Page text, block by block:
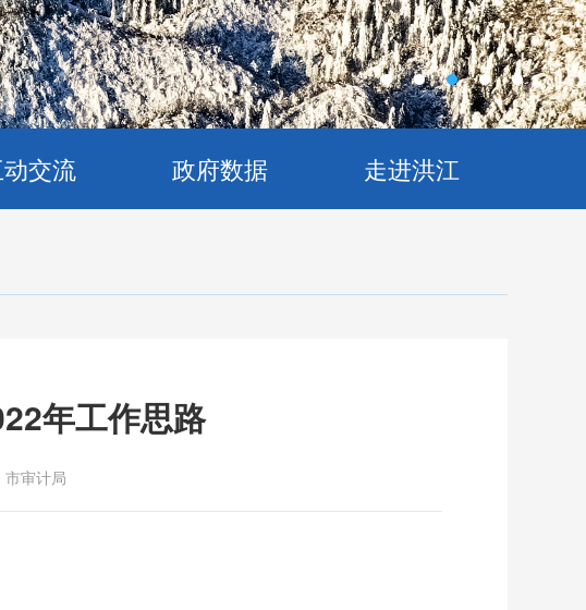
交流 政府数据 走进洪江
年工作思路
市审计局